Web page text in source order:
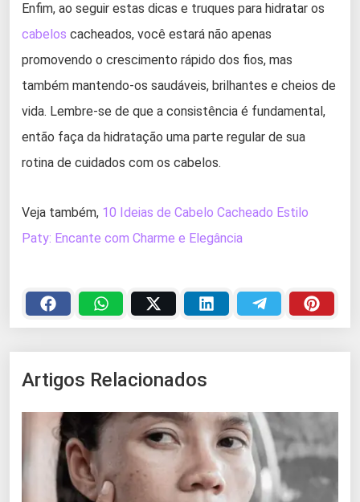
Enfim, ao seguir estas dicas e truques para hidratar os
cabelos cacheados, você estará não apenas
promovendo o crescimento rápido dos fios, mas
também mantendo-os saudáveis, brilhantes e cheios de
vida. Lembre-se de que a consistência é fundamental,
então faça da hidratação uma parte regular de sua
rotina de cuidados com os cabelos.
Veja também, 10 Ideias de Cabelo Cacheado Estilo
Paty: Encante com Charme e Elegância
Artigos Relacionados